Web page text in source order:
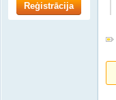
Reģistrācija